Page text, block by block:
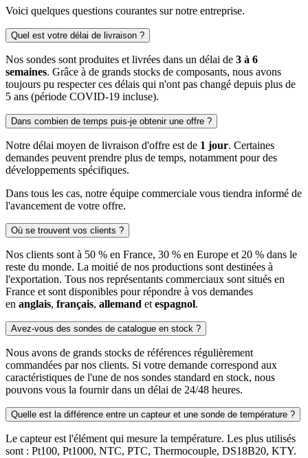
Voici quelques questions courantes sur notre entreprise.
Quel est votre délai de livraison ?
Nos sondes sont produites et livrées dans un délai de 3 à 6
semaines. Grâce à de grands stocks de composants, nous avons
toujours pu respecter ces délais qui n'ont pas changé depuis plus de
5 ans (période COVID-19 incluse).
Dans combien de temps puis-je obtenir une offre ?
Notre délai moyen de livraison d'offre est de 1 jour. Certaines
demandes peuvent prendre plus de temps, notamment pour des
développements spécifiques.
Dans tous les cas, notre équipe commerciale vous tiendra informé de
l'avancement de votre offre.
Où se trouvent vos clients ?
Nos clients sont à 50 % en France, 30 % en Europe et 20 % dans le
reste du monde. La moitié de nos productions sont destinées à
l'exportation. Tous nos représentants commerciaux sont situés en
France et sont disponibles pour répondre à vos demandes
en anglais, français, allemand et espagnol.
Avez-vous des sondes de catalogue en stock ?
Nous avons de grands stocks de références régulièrement
commandées par nos clients. Si votre demande correspond aux
caractéristiques de l'une de nos sondes standard en stock, nous
pouvons vous la fournir dans un délai de 24/48 heures.
Quelle est la différence entre un capteur et une sonde de température ?
Le capteur est l'élément qui mesure la température. Les plus utilisés
sont : Pt100, Pt1000, NTC, PTC, Thermocouple, DS18B20, KTY.